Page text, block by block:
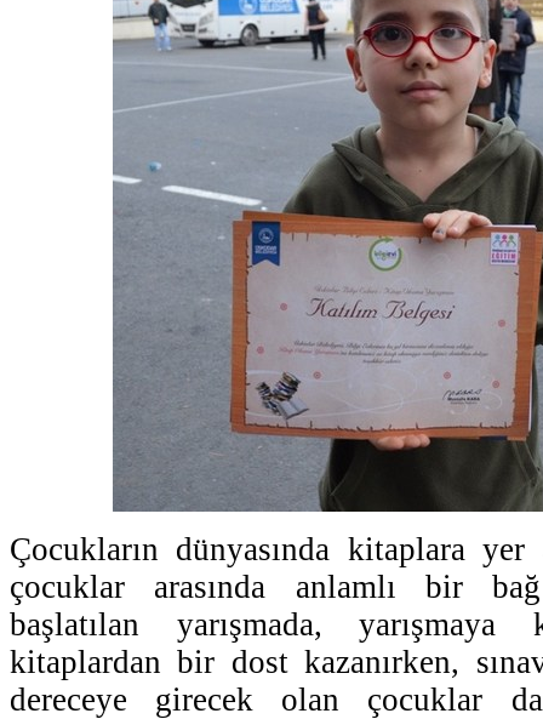
Çocukların dünyasında kitaplara
çocuklar arasında anlamlı bir
başlatılan yarışmada,
kitaplardan bir dost kazanırken,
dereceye girecek olan çocuklar